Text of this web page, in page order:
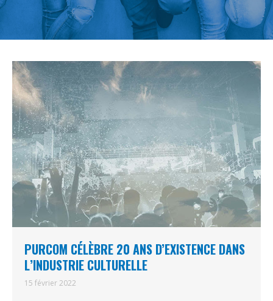
PURCOM CÉLÈBRE 20 ANS D’EXISTENCE DANS
L’INDUSTRIE CULTURELLE
15 février 2022